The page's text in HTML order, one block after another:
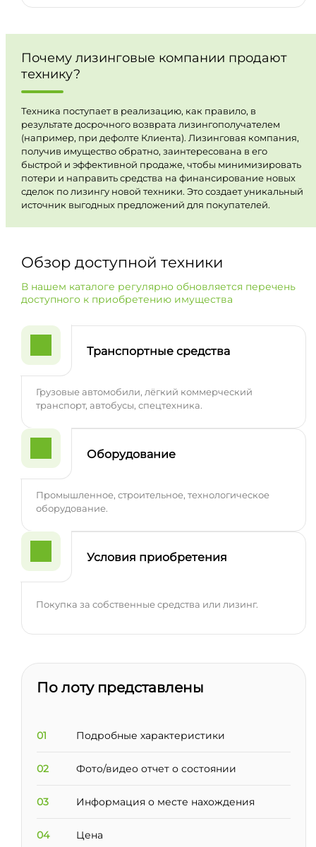
Почему лизинговые компании продают
технику?
Техника поступает в реализацию, как правило, в
результате досрочного возврата лизингополучателем
(например, при дефолте Клиента). Лизинговая компания,
получив имущество обратно, заинтересована в его
быстрой и эффективной продаже, чтобы минимизировать
потери и направить средства на финансирование новых
сделок по лизингу новой техники. Это создает уникальный
источник выгодных предложений для покупателей.
Обзор доступной техники
В нашем каталоге регулярно обновляется перечень
доступного к приобретению имущества
Транспортные средства
Грузовые автомобили, лёгкий коммерческий
транспорт, автобусы, спецтехника.
Оборудование
Промышленное, строительное, технологическое
оборудование.
Условия приобретения
Покупка за собственные средства или лизинг.
По лоту представлены
01 Подробные характеристики
02 Фото/видео отчет о состоянии
03 Информация о месте нахождения
04 Цена